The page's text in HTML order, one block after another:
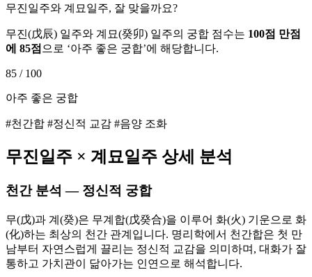
무진일주와 계묘일주, 잘 맞을까요?
무진(戊辰) 일주와 계묘(癸卯) 일주의 궁합 점수는 100점 만점
에 85점 으로 ‘아주 좋은 궁합’에 해당합니다.
85 / 100
아주 좋은 궁합
#천간합 #정신적 교감 #음양 조화
무진일주 × 계묘일주 상세 분석
천간 분석 — 정신적 궁합
무(戊)과 계(癸)은 무계합(戊癸合)을 이루어 화(火) 기운으로 화
(化)하는 최상의 천간 관계입니다. 명리학에서 천간합은 첫 만
남부터 자연스럽게 끌리는 정신적 교감을 의미하며, 대화가 잘
통하고 가치관이 닮아가는 인연으로 해석합니다.